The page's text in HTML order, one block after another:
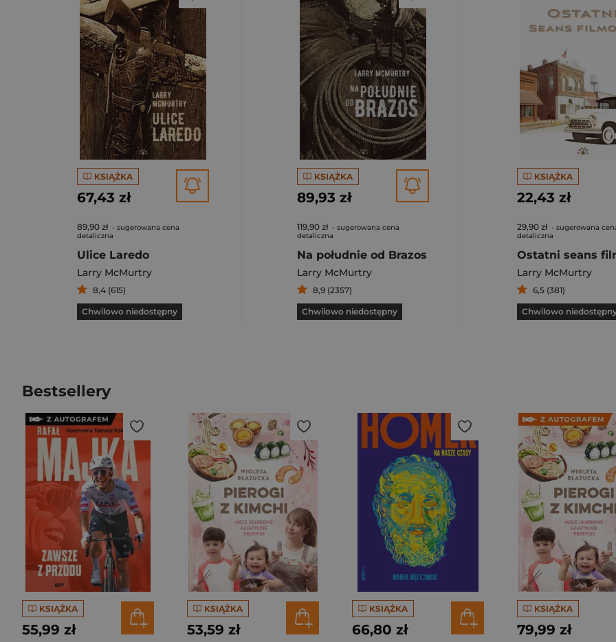
KSIĄŻKA
67,43 zł
89,90 zł - sugerowana cena
detaliczna
Ulice Laredo
Larry McMurtry
8,4 (615)
Chwilowo niedostępny
KSIĄŻKA
89,93 zł
119,90 zł - sugerowana cena
detaliczna
Na południe od Brazos
Larry McMurtry
8,9 (2357)
Chwilowo niedostępny
KSIĄŻKA
22,43 zł
29,90 zł - sugerowana
detaliczna
Ostatni seans
Larry McMurtry
6,5 (381)
Chwilowo
Bestsellery
KSIĄŻKA
55,99 zł
KSIĄŻKA
53,59 zł
KSIĄŻKA
66,80 zł
KSIĄŻKA
79,99 zł